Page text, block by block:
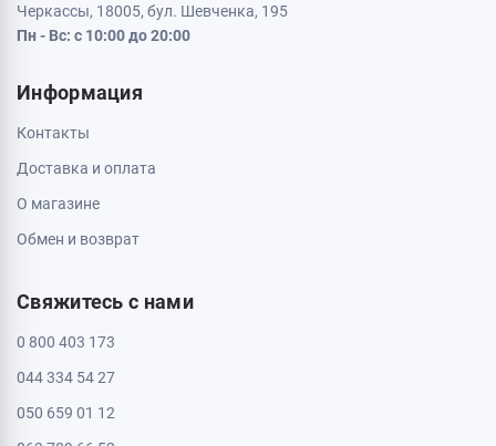
Черкассы, 18005, бул. Шевченка, 195
Пн - Вс: с 10:00 до 20:00
Информация
Контакты
Доставка и оплата
О магазине
Обмен и возврат
Свяжитесь с нами
0 800 403 173
044 334 54 27
050 659 01 12